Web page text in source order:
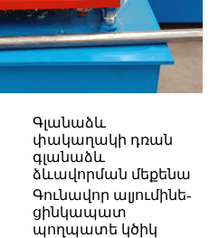
Գլանաձև
փակաղակի դռան
գլանաձև
ձևավորման մեքենա
Գունավոր ալյումինե-
ցինկապատ
պողպատե կծիկ